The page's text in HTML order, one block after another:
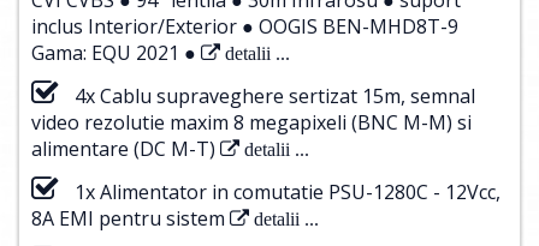
inclus Interior/Exterior ● OOGIS BEN-MHD8T-9
Gama: EQU 2021 ●
detalii ...
4x Cablu supraveghere sertizat 15m, semnal
video rezolutie maxim 8 megapixeli (BNC M-M) si
alimentare (DC M-T)
detalii ...
1x Alimentator in comutatie PSU-1280C - 12Vcc,
8A EMI pentru sistem
detalii ...